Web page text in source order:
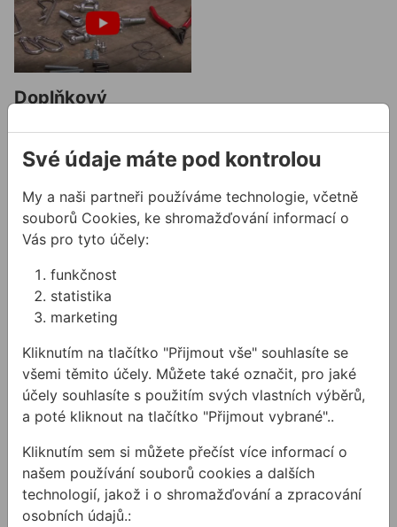
Doplňkový
Po předchozích dvou
částech jistě víte jaké
šrouby a vruty, matice, či
podložky použít při
různých aplikacích, avšak,
víte io doplňkovém
spojovacím materiálu,
který Vám umí stejně
dobře posloužit?
Související produkty
Kleště KNIPEX 0302 kombi
NÍZKÁ CENA
Kleště KNIPEX 0302
kombi
Vrták do betonu BOSCH
Své údaje máte pod kontrolou
My a naši partneři používáme technologie, včetně
souborů Cookies, ke shromažďování informací o
Vás pro tyto účely:
funkčnost
statistika
marketing
Kliknutím na tlačítko "Přijmout vše" souhlasíte se
všemi těmito účely. Můžete také označit, pro jaké
účely souhlasíte s použitím svých vlastních výběrů,
a poté kliknout na tlačítko "Přijmout vybrané"..
Kliknutím sem si můžete přečíst více informací o
našem používání souborů cookies a dalších
technologií, jakož i o shromažďování a zpracování
osobních údajů.: